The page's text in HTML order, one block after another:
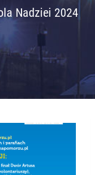
Nadziei 2024